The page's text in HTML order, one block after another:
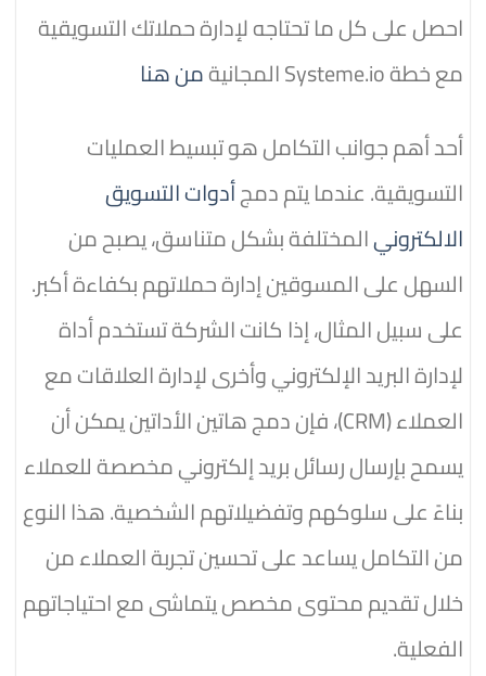
احصل على كل ما تحتاجه لإدارة حملاتك التسويقية
مع خطة Systeme.io المجانية
من هنا
أحد أهم جوانب التكامل هو تبسيط العمليات
التسويقية. عندما يتم دمجأدوات التسويق
الالكترونيالمختلفة بشكل متناسق، يصبح من
السهل على المسوقين إدارة حملاتهم بكفاءة أكبر.
على سبيل المثال، إذا كانت الشركة تستخدم أداة
لإدارة البريد الإلكتروني وأخرى لإدارة العلاقات مع
العملاء (CRM)، فإن دمج هاتين الأداتين يمكن أن
يسمح بإرسال رسائل بريد إلكتروني مخصصة للعملاء
بناءً على سلوكهم وتفضيلاتهم الشخصية. هذا النوع
من التكامل يساعد على تحسين تجربة العملاء من
خلال تقديم محتوى مخصص يتماشى مع احتياجاتهم
الفعلية.